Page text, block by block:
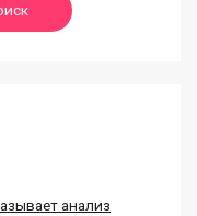
анализ